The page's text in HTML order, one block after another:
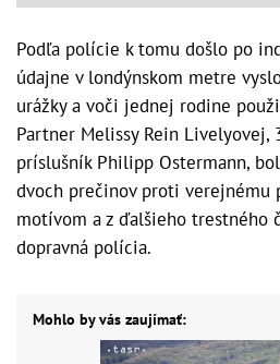
Podľa polície k tomu došlo po
údajne v londýnskom metre
urážky a voči jednej rodine
Partner Melissy Rein Livelyovej,
príslušník Philipp Ostermann,
dvoch prečinov proti verejnému
motívom a z ďalšieho trestného
dopravná polícia.
Mohlo by vás zaujímať: